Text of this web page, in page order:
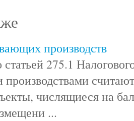
производств
статьей 275.1
числящиеся на
...